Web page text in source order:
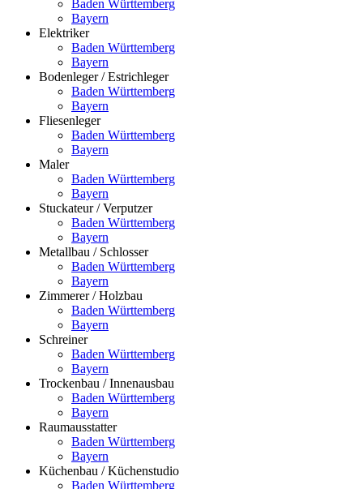
Baden Württemberg
Bayern
Elektriker
Baden Württemberg
Bayern
Bodenleger / Estrichleger
Baden Württemberg
Bayern
Fliesenleger
Baden Württemberg
Bayern
Maler
Baden Württemberg
Bayern
Stuckateur / Verputzer
Baden Württemberg
Bayern
Metallbau / Schlosser
Baden Württemberg
Bayern
Zimmerer / Holzbau
Baden Württemberg
Bayern
Schreiner
Baden Württemberg
Bayern
Trockenbau / Innenausbau
Baden Württemberg
Bayern
Raumausstatter
Baden Württemberg
Bayern
Küchenbau / Küchenstudio
Baden Württemberg